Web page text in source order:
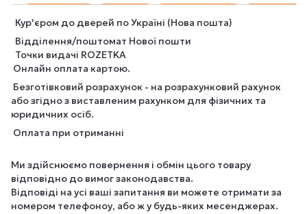
Кур'єром до дверей по Україні (Нова пошта)
Відділення/поштомат Нової пошти
Точки видачі ROZETKA
Онлайн оплата картою.
Безготівковий розрахунок - на розрахунковий рахунок
або згідно з виставленим рахунком для фізичних та
юридичних осіб.
Оплата при отриманні
Ми здійснюємо повернення і обмін цього товару
відповідно до вимог законодавства.
Відповіді на усі ваші запитання ви можете отримати за
номером телефоноу, або ж у будь-яких месенджерах.